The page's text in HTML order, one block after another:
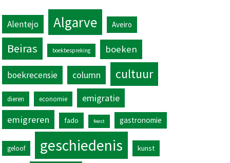
Alentejo Algarve Aveiro
Beiras boekbespreking boeken
boekrecensie column cultuur
dieren economie
emigratie
emigreren
fado feest gastronomie
geloof geschiedenis kunst